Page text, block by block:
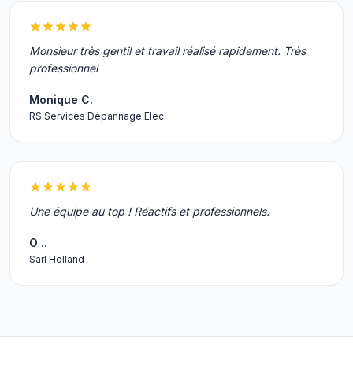
Monsieur très gentil et travail réalisé rapidement. Très
professionnel
Monique C.
RS Services Dépannage Elec
Une équipe au top ! Réactifs et professionnels.
O ..
Sarl Holland